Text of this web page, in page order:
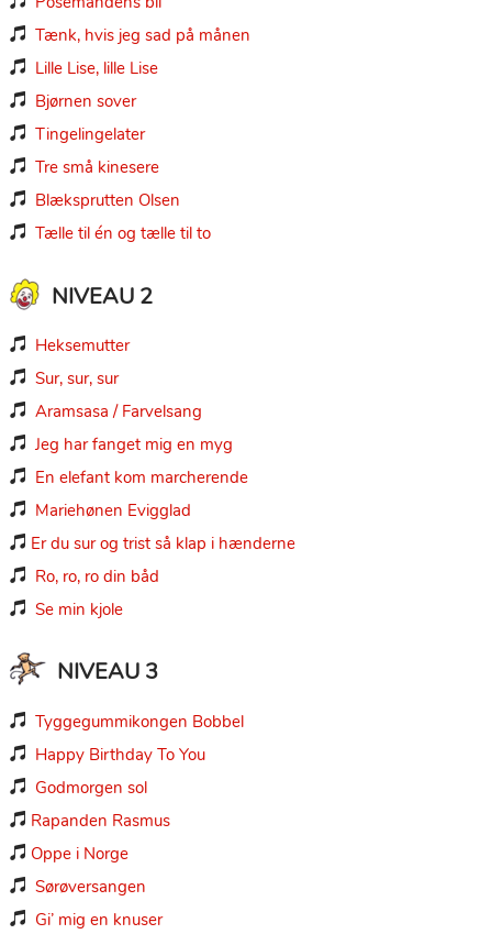
 Tænk, hvis jeg sad på månen
 Lille Lise, lille Lise
 Bjørnen sover
 Tingelingelater
 Tre små kinesere
 Blæksprutten Olsen
 Tælle til én og tælle til to
NIVEAU 2
 Heksemutter
 Sur, sur, sur
 Aramsasa / Farvelsang
 Jeg har fanget mig en myg
 En elefant kom marcherende
 Mariehønen Evigglad
 Er du sur og trist så klap i hænderne
 Ro, ro, ro din båd
 Se min kjole
NIVEAU 3
 Tyggegummikongen Bobbel
 Happy Birthday To You
 Godmorgen sol
 Rapanden Rasmus
 Oppe i Norge
 Sørøversangen
 Gi’ mig en knuser